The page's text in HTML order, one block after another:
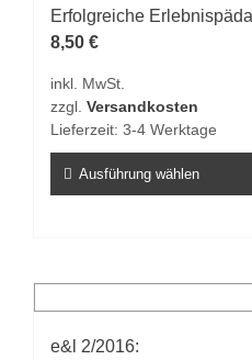
Die
Optionen
auf
der
gewählt
werden
Erfolgreiche
8,50 €
inkl. MwSt.
zzgl. Versandkosten
Lieferzeit: 3-4 Werktage
Ausführung wählen
Varianten
auf.
e&l 2/2016: